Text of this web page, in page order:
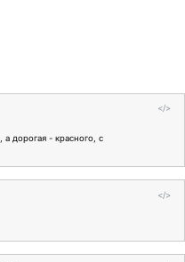
</>
а дорогая - красного, с
</>